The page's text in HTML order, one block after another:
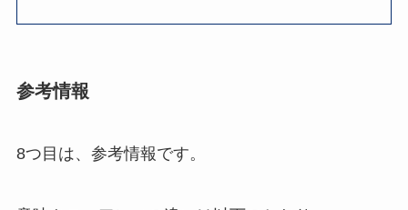
参考情報
8つ目は、参考情報です。